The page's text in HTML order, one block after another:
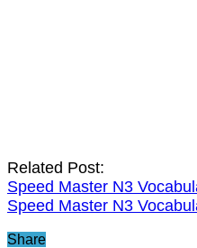
Related Post:
Speed Master N3
Speed Master N3
Share